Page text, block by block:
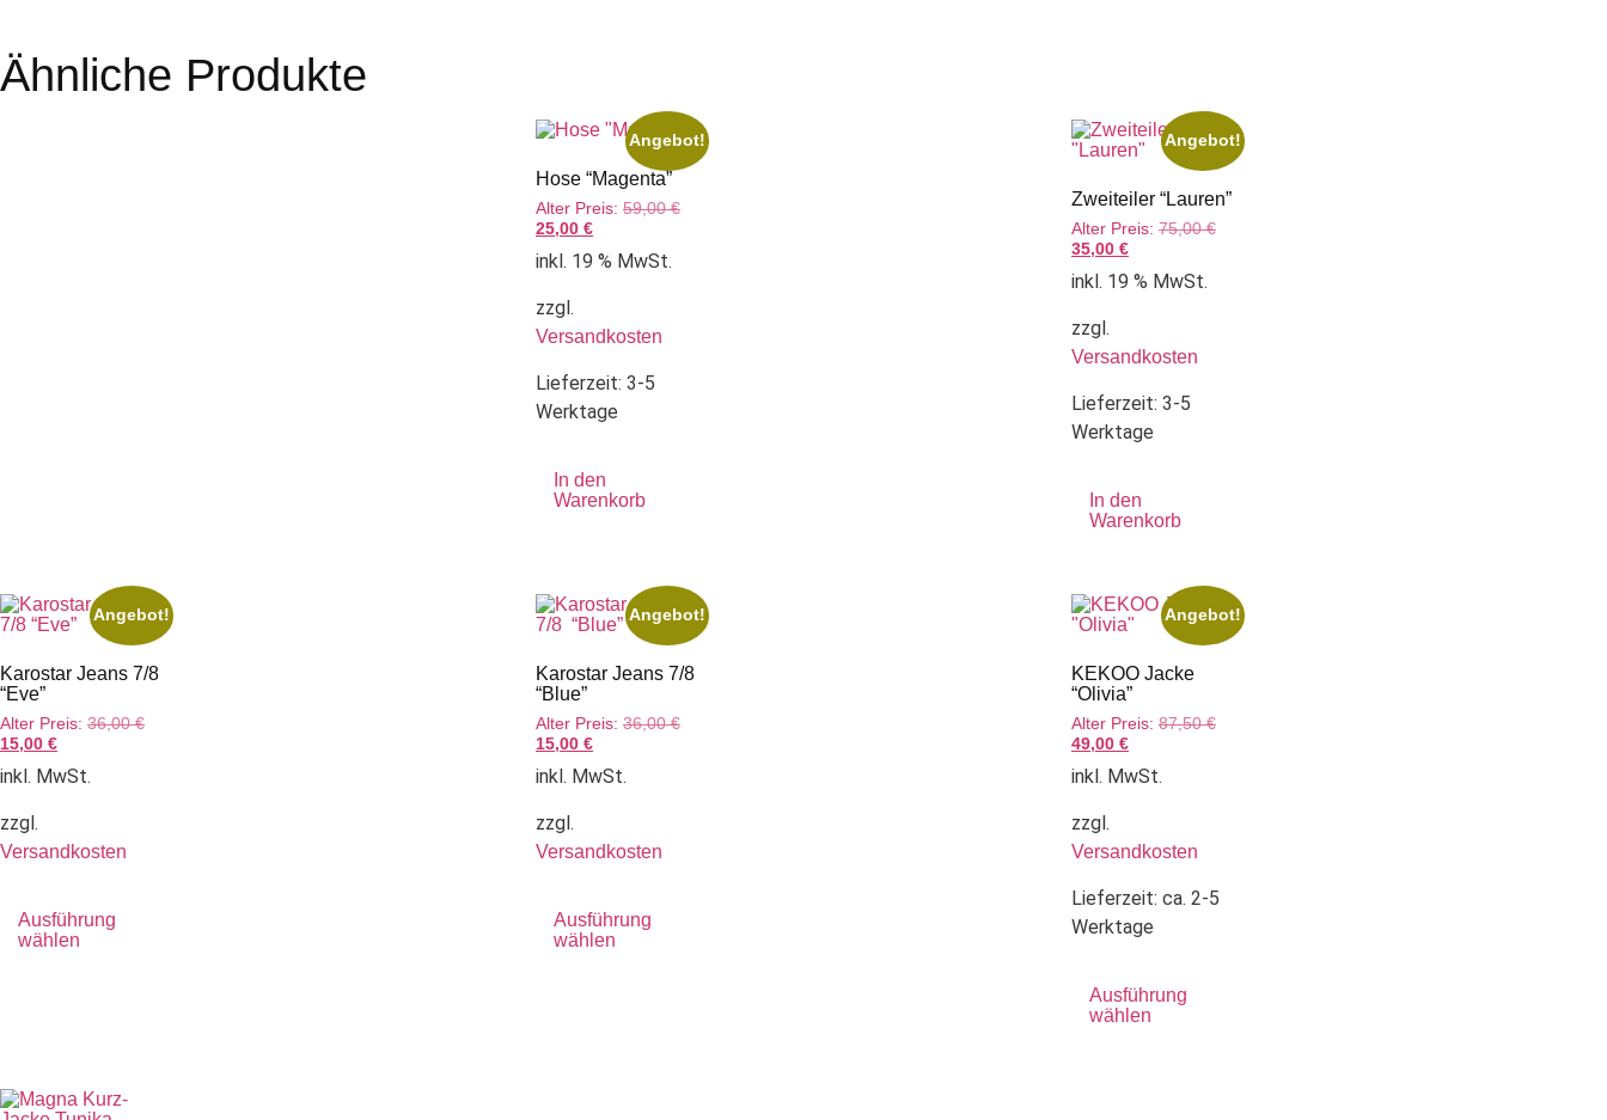
Ähnliche Produkte
Angebot!
Hose “Magenta”
Alter Preis: 59,00€
25,00 €
inkl. 19 % MwSt.
zzgl.
Versandkosten
Lieferzeit: 3-5
Werktage
In den
Warenkorb
Angebot!
Zweiteiler “Lauren”
Alter Preis: 75,00€
35,00 €
inkl. 19 % MwSt.
zzgl.
Versandkosten
Lieferzeit: 3-5
Werktage
In den
Warenkorb
Angebot!
Karostar Jeans 7/8
“Eve”
Alter Preis: 36,00€
15,00 €
inkl. MwSt.
zzgl.
Versandkosten
Ausführung
wählen
Angebot!
Karostar Jeans 7/8
“Blue”
Alter Preis: 36,00€
15,00 €
inkl. MwSt.
zzgl.
Versandkosten
Ausführung
wählen
Angebot!
KEKOO Jacke
“Olivia”
Alter Preis: 87,50€
49,00 €
inkl. MwSt.
zzgl.
Versandkosten
Lieferzeit: ca. 2-5
Werktage
Ausführung
wählen